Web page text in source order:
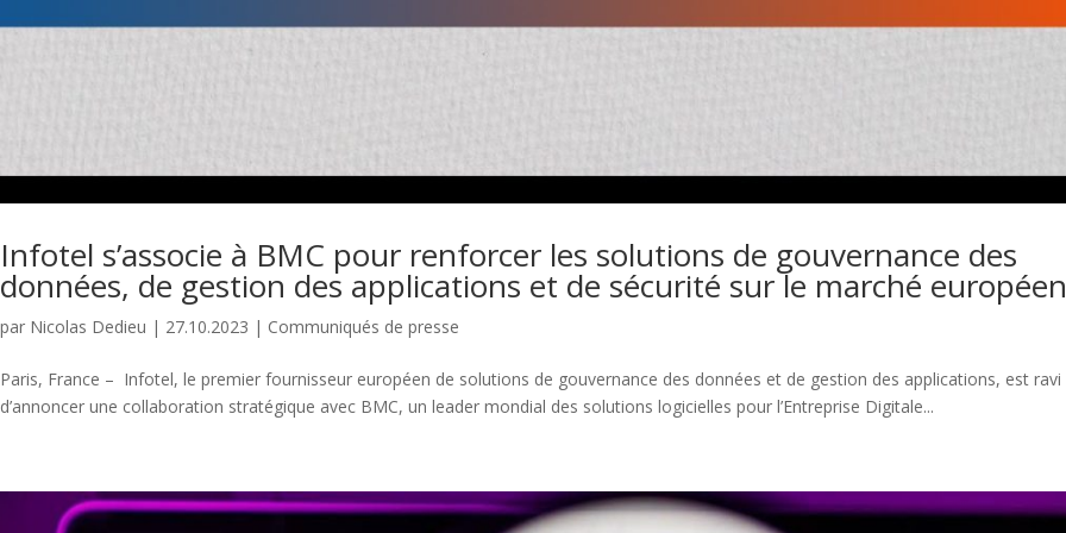
Infotel s’associe à BMC pour renforcer les solutions de gouvernance des
données, de gestion des applications et de sécurité sur le marché européen
par Nicolas Dedieu | 27.10.2023 | Communiqués de presse
Paris, France – Infotel, le premier fournisseur européen de solutions de gouvernance des données et de gestion des applications, est ravi
d’annoncer une collaboration stratégique avec BMC, un leader mondial des solutions logicielles pour l’Entreprise Digitale...